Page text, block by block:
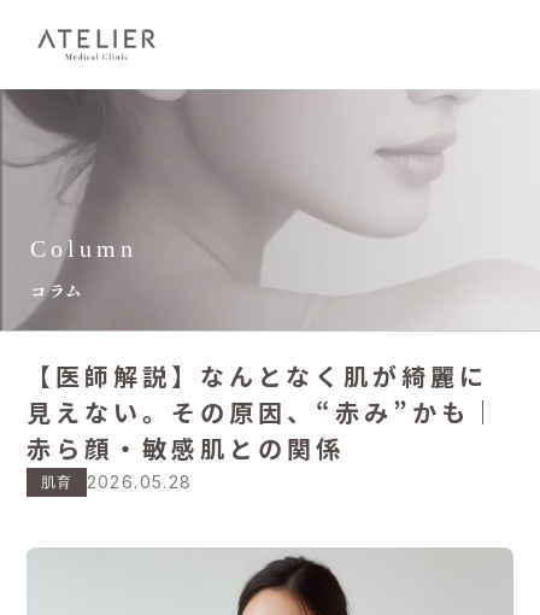
Column
コラム
【医師解説】なんとなく肌が綺麗に
見えない。その原因、“赤み”かも｜
赤ら顔・敏感肌との関係
肌育 2026.05.28